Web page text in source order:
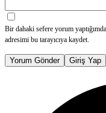
Bir dahaki sefere yorum
adresimi bu tarayıcıya kaydet.
Yorum Gönder Giriş Yap